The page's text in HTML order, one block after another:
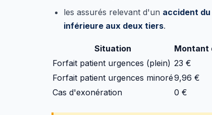
les assurés relevant d'un accident
inférieure aux deux tiers.
Situation
Montant
Forfait patient urgences (plein) 23 €
Forfait patient urgences minoré9,96 €
Cas d'exonération
0 €